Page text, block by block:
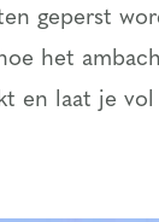
geperst
het
en laat je